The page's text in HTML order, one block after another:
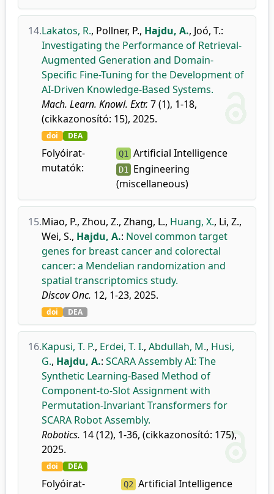
14.Lakatos, R., Pollner, P., Hajdu, A., Joó, T.:
Investigating the Performance of Retrieval-
Augmented Generation and Domain-
Specific Fine-Tuning for the Development of
AI-Driven Knowledge-Based Systems.
Mach. Learn. Knowl. Extr. 7 (1), 1-18,
(cikkazonosító: 15), 2025.
doi DEA
Folyóirat-
mutatók:
Q1 Artificial Intelligence
D1
Engineering
(miscellaneous)
15.Miao, P., Zhou, Z., Zhang, L., Huang, X., Li, Z.,
Wei, S., Hajdu, A.: Novel common target
genes for breast cancer and colorectal
cancer: a Mendelian randomization and
spatial transcriptomics study.
Discov Onc. 12, 1-23, 2025.
doi DEA
16.Kapusi, T. P., Erdei, T. I., Abdullah, M., Husi,
G., Hajdu, A.: SCARA Assembly AI: The
Synthetic Learning-Based Method of
Component-to-Slot Assignment with
Permutation-Invariant Transformers for
SCARA Robot Assembly.
Robotics. 14 (12), 1-36, (cikkazonosító: 175),
2025.
doi DEA
Folyóirat-
Q2 Artificial Intelligence